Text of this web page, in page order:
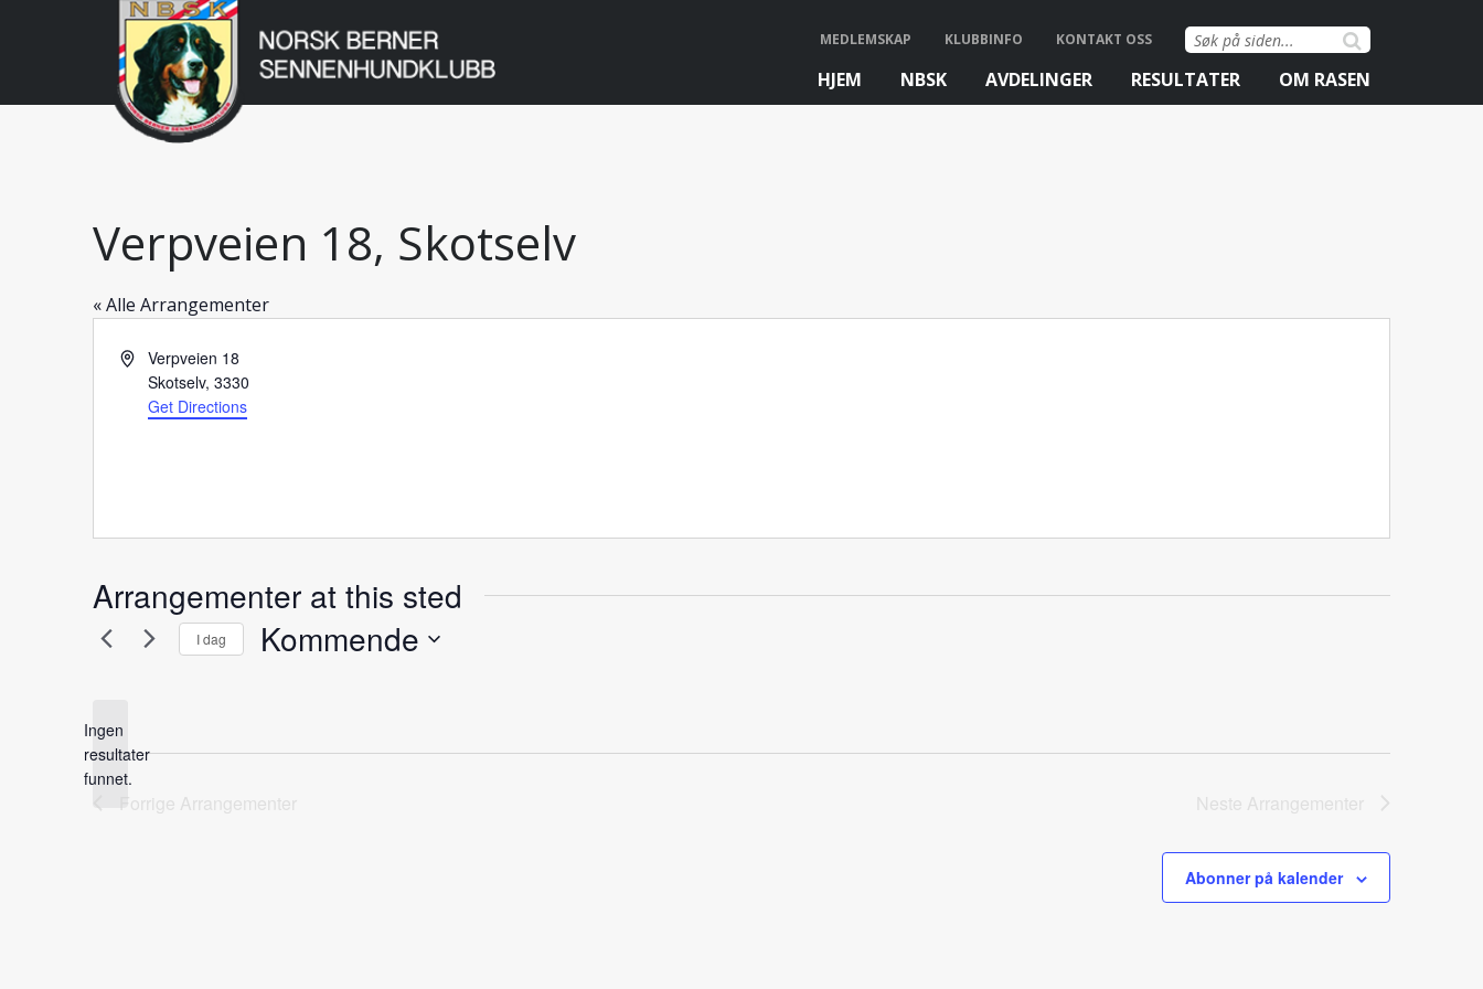
Norsk
Berner
Søk
etter:
MEDLEMSKAP KLUBBINFO KONTAKT OSS
HJEM NBSK AVDELINGER RESULTATER OM RASEN
Verpveien 18, Skotselv
« Alle Arrangementer
AddressVerpveien 18
Skotselv, 3330
Get Directions
Arrangementer at this sted
Notice
Ingen
resultater
funnet.
I dag Kommende
Forrige Arrangementer Neste Arrangementer
Abonner på kalender